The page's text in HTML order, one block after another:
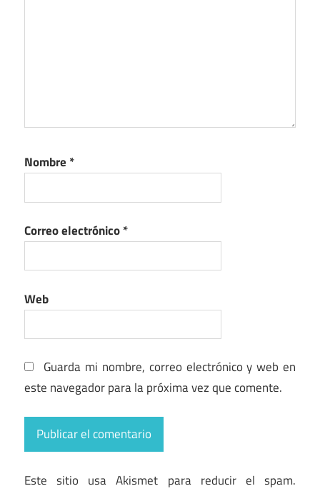
Nombre *
Correo electrónico*
Web
Guarda mi nombre, correo electrónico y web en
este navegador para la próxima vez que comente.
Este sitio usa Akismet para reducir el spam.